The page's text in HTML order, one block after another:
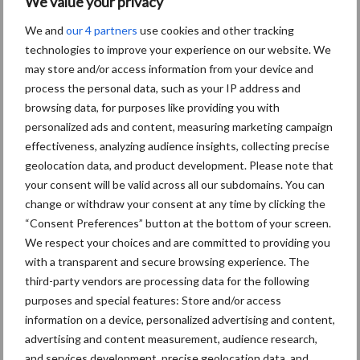
We and our 4 partners use cookies and other tracking
technologies to improve your experience on our website. We
may store and/or access information from your device and
process the personal data, such as your IP address and
browsing data, for purposes like providing you with
personalized ads and content, measuring marketing campaign
effectiveness, analyzing audience insights, collecting precise
geolocation data, and product development. Please note that
your consent will be valid across all our subdomains. You can
change or withdraw your consent at any time by clicking the
“Consent Preferences” button at the bottom of your screen.
We respect your choices and are committed to providing you
with a transparent and secure browsing experience. The
third-party vendors are processing data for the following
purposes and special features: Store and/or access
information on a device, personalized advertising and content,
advertising and content measurement, audience research,
Primaire
Sidebar
Recent nieuws Partner nieuws
7 aug
Britse varkenssector vreest
afzetcrisis in het najaar
7 aug
Grondstoffenmarkt blijft grillig:
droogte en geopolitiek houden
handel in de greep
“Vraag naar praktische
hygieneoplossingen is in Polen
Toon meer